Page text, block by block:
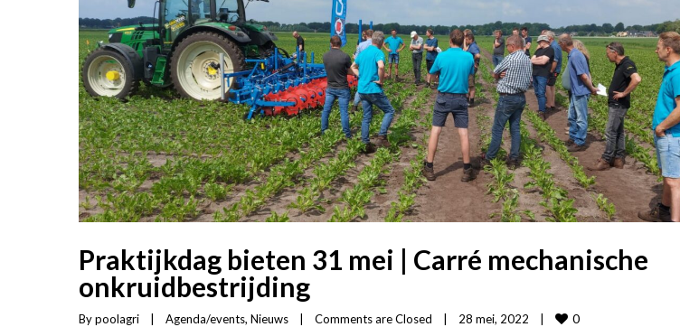
Praktijkdag bieten 31 mei | Carré mechanische
onkruidbestrijding
By poolagri Agenda/events, Nieuws Comments are Closed 28 mei, 2022 0